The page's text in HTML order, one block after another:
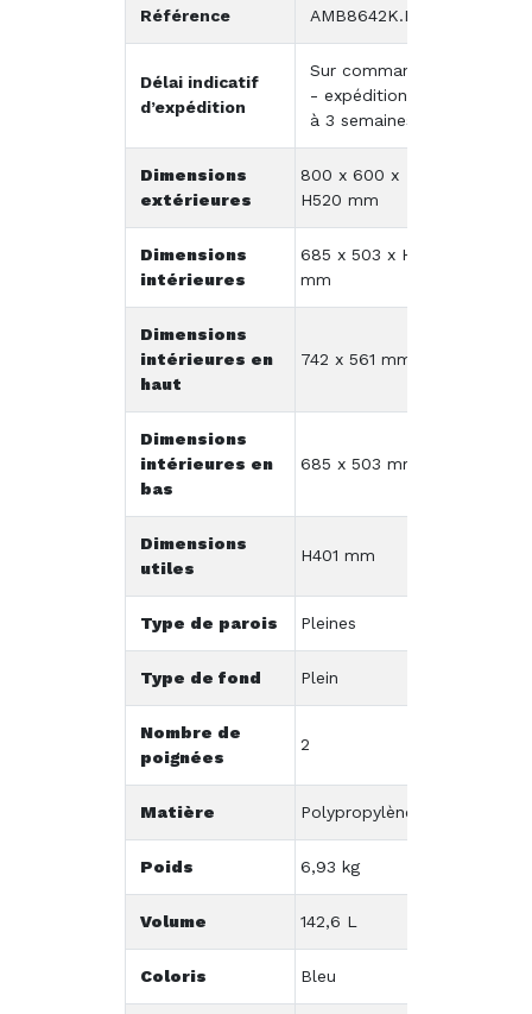
Référence AMB8642K.PAL
Délai indicatif
d’expédition
Sur commande
- expédition 2
à 3 semaines
Dimensions
extérieures
800 x 600 x
H520 mm
Dimensions
intérieures
685 x 503 x H401
mm
Dimensions
intérieures en
haut
742 x 561 mm
Dimensions
intérieures en
bas
685 x 503 mm
Dimensions
utiles
H401 mm
Type de parois Pleines
Type de fond Plein
Nombre de
poignées
2
Matière Polypropylène
Poids 6,93 kg
Volume 142,6 L
Coloris Bleu